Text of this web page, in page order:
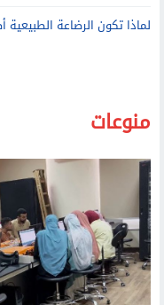
الأسبوع العالمي للرضاعة
تزيد إدرار اللبن آمنة؟
منوعات